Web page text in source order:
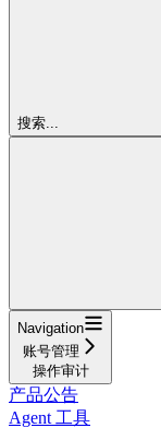
搜索...
Navigation
账号管理
操作审计
产品公告
Agent 工具